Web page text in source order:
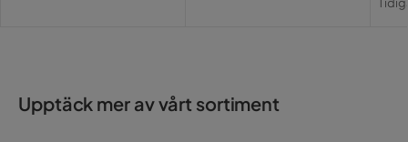
Upptäck mer av vårt sortiment